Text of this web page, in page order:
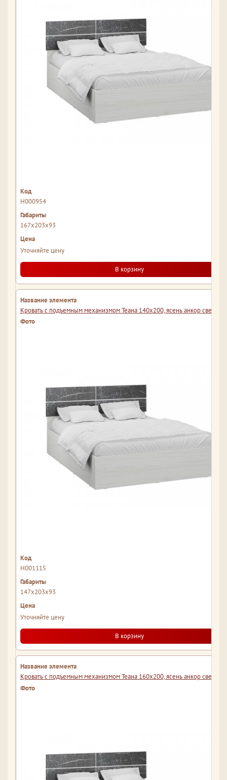
Н000954
167x203x93
Уточняйте цену
В корзину
Кровать с подъемным механизмом Теана 140х200, ясень анкор светлый
Н001115
147x203x93
Уточняйте цену
В корзину
Кровать с подъемным механизмом Теана 160х200, ясень анкор светлый